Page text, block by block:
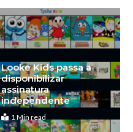
Looke Kids passa a
disponibilizar
assinatura
independente
1 Min read